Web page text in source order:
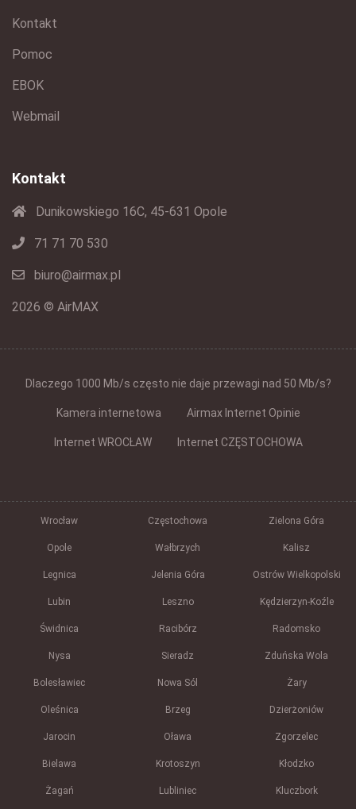
Kontakt
Pomoc
EBOK
Webmail
Kontakt
Dunikowskiego 16C, 45-631 Opole
71 71 70 530
biuro@airmax.pl
2026 © AirMAX
Dlaczego 1000 Mb/s często nie daje przewagi nad 50 Mb/s?
Kamera internetowa Airmax Internet Opinie
Internet WROCŁAW Internet CZĘSTOCHOWA
Wrocław Częstochowa Zielona Góra
Opole Wałbrzych Kalisz
Legnica Jelenia Góra Ostrów Wielkopolski
Lubin Leszno Kędzierzyn-Koźle
Świdnica Racibórz Radomsko
Nysa Sieradz Zduńska Wola
Bolesławiec Nowa Sól Żary
Oleśnica Brzeg Dzierżoniów
Jarocin Oława Zgorzelec
Bielawa Krotoszyn Kłodzko
Żagań Lubliniec Kluczbork